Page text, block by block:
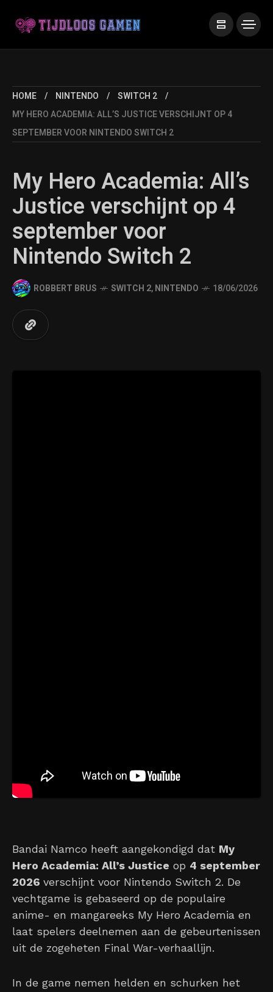
HOME NINTENDO
SWITCH 2
MY HERO ACADEMIA: ALL’S JUSTICE VERSCHIJNT OP 4
SEPTEMBER VOOR NINTENDO SWITCH 2
My Hero Academia: All’s
Justice verschijnt op 4
september voor
Nintendo Switch 2
ROBBERT BRUS SWITCH 2,NINTENDO 18/06/2026
Bandai Namco heeft aangekondigd dat My
Hero Academia: All’s Justice op 4 september
2026 verschijnt voor Nintendo Switch 2. De
vechtgame is gebaseerd op de populaire
anime- en mangareeks My Hero Academia en
laat spelers deelnemen aan de gebeurtenissen
uit de zogeheten Final War-verhaallijn.
In de game nemen helden en schurken het